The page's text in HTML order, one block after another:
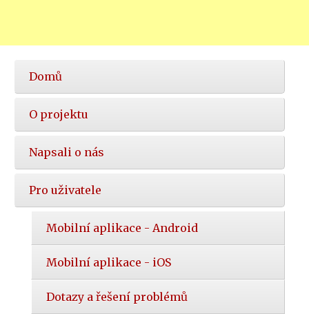
Hlavní
nabídka
Domů
O projektu
Napsali o nás
Pro uživatele
Mobilní aplikace - Android
Mobilní aplikace - iOS
Dotazy a řešení problémů